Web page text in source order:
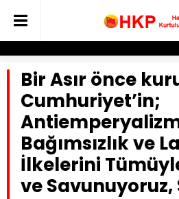
Bir Asır önce
Cumhuriyet’in;
Bağımsızlık ve
İlkelerini
ve Savunuyoruz,